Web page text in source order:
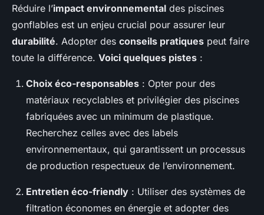
Réduire l’impact environnemental des piscines
gonflables est un enjeu crucial pour assurer leur
durabilité. Adopter des conseils pratiques peut faire
toute la différence. Voici quelques pistes :
Choix éco-responsables : Opter pour des
matériaux recyclables et privilégier des piscines
fabriquées avec un minimum de plastique.
Recherchez celles avec des labels
environnementaux, qui garantissent un processus
de production respectueux de l’environnement.
Entretien éco-friendly : Utiliser des systèmes de
filtration économes en énergie et adopter des